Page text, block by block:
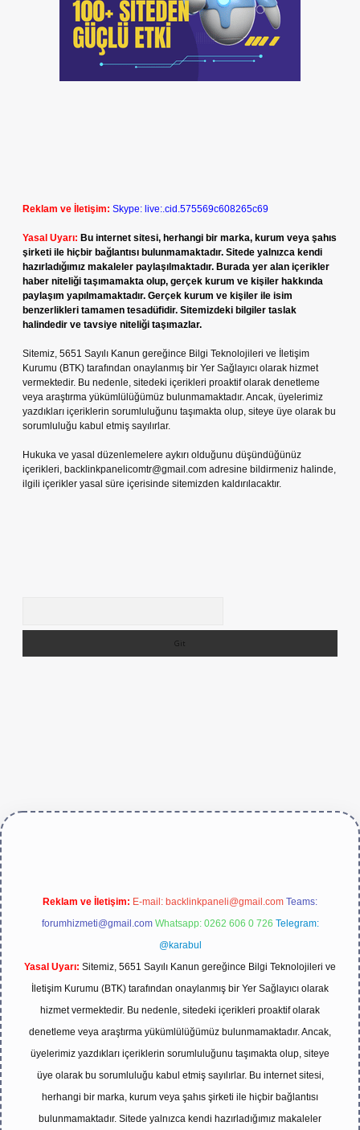
Reklam ve İletişim: Skype: live:.cid.575569c608265c69
Yasal Uyarı: Bu internet sitesi, herhangi bir marka, kurum veya şahıs
şirketi ile hiçbir bağlantısı bulunmamaktadır. Sitede yalnızca kendi
hazırladığımız makaleler paylaşılmaktadır. Burada yer alan içerikler
haber niteliği taşımamakta olup, gerçek kurum ve kişiler hakkında
paylaşım yapılmamaktadır. Gerçek kurum ve kişiler ile isim
benzerlikleri tamamen tesadüfidir. Sitemizdeki bilgiler taslak
halindedir ve tavsiye niteliği taşımazlar.
Sitemiz, 5651 Sayılı Kanun gereğince Bilgi Teknolojileri ve İletişim
Kurumu (BTK) tarafından onaylanmış bir Yer Sağlayıcı olarak hizmet
vermektedir. Bu nedenle, sitedeki içerikleri proaktif olarak denetleme
veya araştırma yükümlülüğümüz bulunmamaktadır. Ancak, üyelerimiz
yazdıkları içeriklerin sorumluluğunu taşımakta olup, siteye üye olarak bu
sorumluluğu kabul etmiş sayılırlar.
Hukuka ve yasal düzenlemelere aykırı olduğunu düşündüğünüz
içerikleri, backlinkpanelicomtr@gmail.com adresine bildirmeniz halinde,
ilgili içerikler yasal süre içerisinde sitemizden kaldırılacaktır.
betexper.live/
Reklam ve İletişim: E-mail: backlinkpaneli@gmail.com Teams:
forumhizmeti@gmail.com Whatsapp: 0262 606 0 726 Telegram:
@karabul
Yasal Uyarı: Sitemiz, 5651 Sayılı Kanun gereğince Bilgi Teknolojileri ve
İletişim Kurumu (BTK) tarafından onaylanmış bir Yer Sağlayıcı olarak
hizmet vermektedir. Bu nedenle, sitedeki içerikleri proaktif olarak
denetleme veya araştırma yükümlülüğümüz bulunmamaktadır. Ancak,
üyelerimiz yazdıkları içeriklerin sorumluluğunu taşımakta olup, siteye
üye olarak bu sorumluluğu kabul etmiş sayılırlar. Bu internet sitesi,
herhangi bir marka, kurum veya şahıs şirketi ile hiçbir bağlantısı
bulunmamaktadır. Sitede yalnızca kendi hazırladığımız makaleler